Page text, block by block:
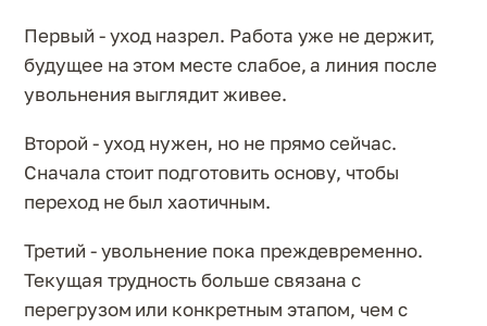
Первый - уход назрел. Работа уже не держит,
будущее на этом месте слабое, а линия после
увольнения выглядит живее.
Второй - уход нужен, но не прямо сейчас.
Сначала стоит подготовить основу, чтобы
переход не был хаотичным.
Третий - увольнение пока преждевременно.
Текущая трудность больше связана с
перегрузом или конкретным этапом, чем с